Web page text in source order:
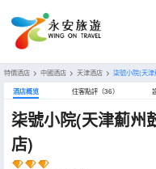
特價酒店 > 中國酒店 > 天津酒店 > 柒號小院(天津
酒店概览 住客點評（36）
柒號小院(天津薊州
店)